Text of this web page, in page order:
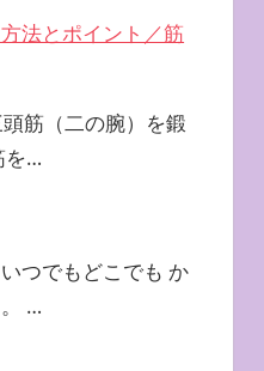
法とポイント／筋
筋（二の腕）を鍛
を…
つでもどこでも か
…